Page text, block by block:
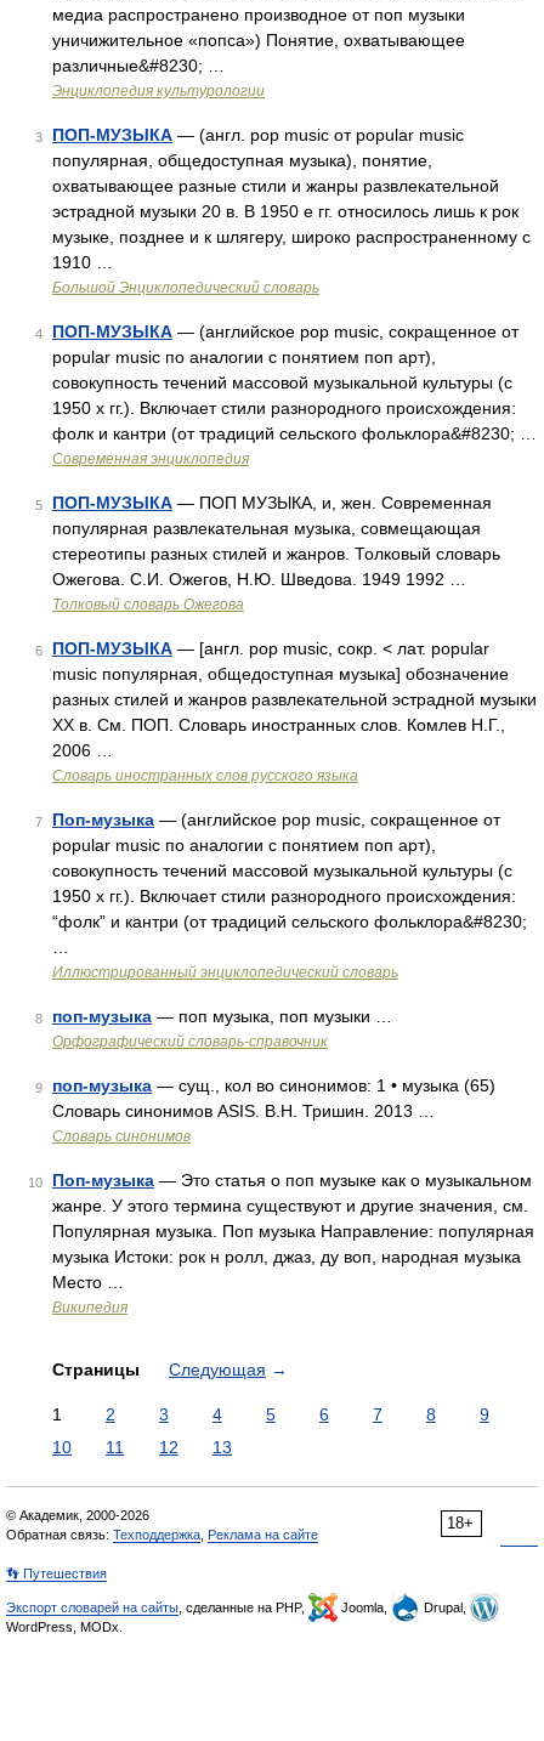
медиа распространено производное от поп музыки
уничижительное «попса») Понятие, охватывающее
различные&#8230; …
Энциклопедия культурологии
3 ПОП-МУЗЫКА — (англ. pop music от popular music
популярная, общедоступная музыка), понятие,
охватывающее разные стили и жанры развлекательной
эстрадной музыки 20 в. В 1950 е гг. относилось лишь к рок
музыке, позднее и к шлягеру, широко распространенному с
1910 …
Большой Энциклопедический словарь
4 ПОП-МУЗЫКА — (английское pop music, сокращенное от
popular music по аналогии с понятием поп арт),
совокупность течений массовой музыкальной культуры (с
1950 х гг.). Включает стили разнородного происхождения:
фолк и кантри (от традиций сельского фольклора&#8230; …
Современная энциклопедия
5 ПОП-МУЗЫКА — ПОП МУЗЫКА, и, жен. Современная
популярная развлекательная музыка, совмещающая
стереотипы разных стилей и жанров. Толковый словарь
Ожегова. С.И. Ожегов, Н.Ю. Шведова. 1949 1992 …
Толковый словарь Ожегова
6 ПОП-МУЗЫКА — [англ. pop music, сокр. < лат. popular
music популярная, общедоступная музыка] обозначение
разных стилей и жанров развлекательной эстрадной музыки
XX в. См. ПОП. Словарь иностранных слов. Комлев Н.Г.,
2006 …
Словарь иностранных слов русского языка
7 Поп-музыка — (английское pop music, сокращенное от
popular music по аналогии с понятием поп арт),
совокупность течений массовой музыкальной культуры (с
1950 х гг.). Включает стили разнородного происхождения:
“фолк” и кантри (от традиций сельского фольклора&#8230;
Иллюстрированный энциклопедический словарь
8 поп-музыка — поп музыка, поп музыки …
Орфографический словарь-справочник
9 поп-музыка — сущ., кол во синонимов: 1 • музыка (65)
Словарь синонимов ASIS. В.Н. Тришин. 2013 …
Словарь синонимов
10 Поп-музыка — Это статья о поп музыке как о музыкальном
жанре. У этого термина существуют и другие значения, см.
Популярная музыка. Поп музыка Направление: популярная
музыка Истоки: рок н ролл, джаз, ду воп, народная музыка
Место …
Википедия
Страницы Следующая →
1 2 3 4 5 6 7 8
9
10
11 12 13
18+
© Академик, 2000-2026
Обратная связь: Техподдержка Реклама на сайте
👣 Путешествия
Экспорт словарей на сайты , сделанные на PHP, Joomla,
Drupal,
WordPress, MODx.